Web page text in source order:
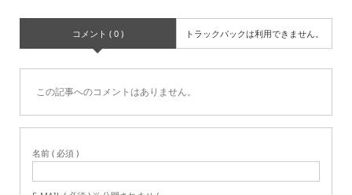
コメント ( 0 ) トラックバックは利用できません。
この記事へのコメントはありません。
名前 ( 必須 )